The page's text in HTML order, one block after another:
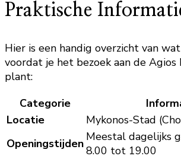
Praktische
Hier is een handig overzicht van
voordat je het bezoek aan de Agios
plant:
Categorie
Locatie
Mykonos-Stad
Openingstijden Meestal dagelijks
8.00 tot 19.00